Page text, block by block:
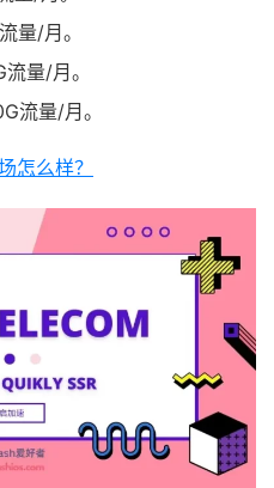
量/月。
量/月。
流量/月。
怎么样？